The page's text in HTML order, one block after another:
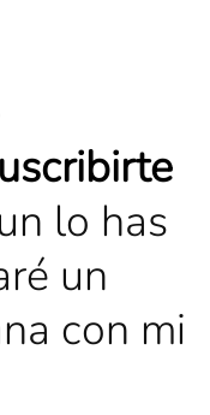
lo has
un
con mi